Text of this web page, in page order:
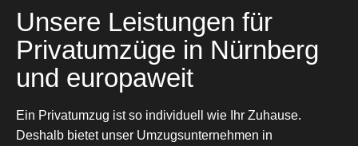
Unsere Leistungen für
Privatumzüge in Nürnberg
und europaweit
Ein Privatumzug ist so individuell wie Ihr Zuhause.
Deshalb bietet unser Umzugsunternehmen in